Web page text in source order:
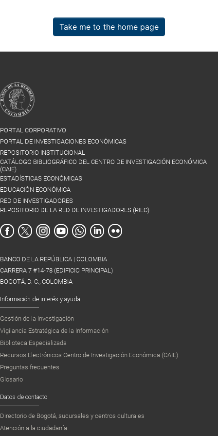
Take me to the home page
PORTAL CORPORATIVO
PORTAL DE INVESTIGACIONES ECONÓMICAS
REPOSITORIO INSTITUCIONAL
CATÁLOGO BIBLIOGRÁFICO DEL CENTRO DE INVESTIGACIÓN ECONÓMICA
(CAIE)
ESTADÍSTICAS ECONÓMICAS
EDUCACIÓN ECONÓMICA
RED DE INVESTIGADORES
REPOSITORIO DE LA RED DE INVESTIGADORES (RIEC)
BANCO DE LA REPÚBLICA | COLOMBIA
CARRERA 7 #14-78 (EDIFICIO PRINCIPAL)
BOGOTÁ, D. C., COLOMBIA
Información de interés y ayuda
Gestión de la Investigación
Vigilancia Estratégica de la Información
Biblioteca Especializada
Recursos Electrónicos Centro de Investigación Económica (CAIE)
Preguntas frecuentes
Glosario
Datos de contacto
Directorio de Bogotá, sucursales y centros culturales
Atención a la ciudadanía